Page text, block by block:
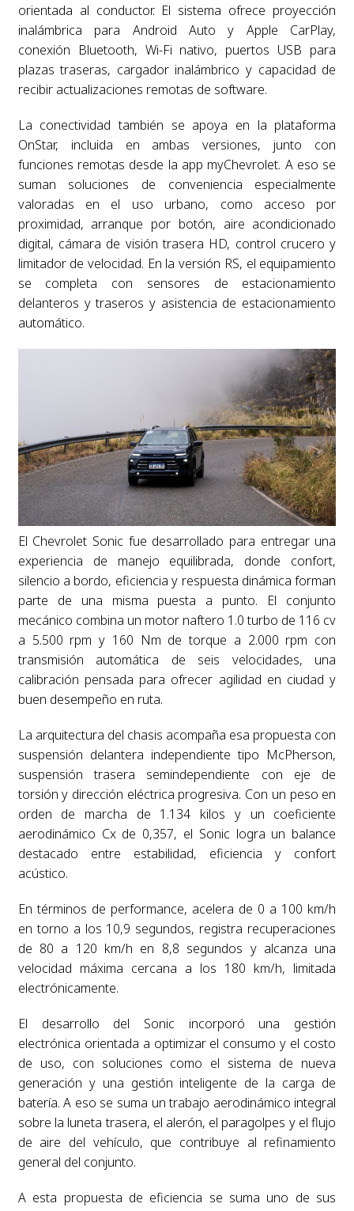
orientada al conductor. El sistema ofrece proyección
inalámbrica para Android Auto y Apple CarPlay,
conexión Bluetooth, Wi-Fi nativo, puertos USB para
plazas traseras, cargador inalámbrico y capacidad de
recibir actualizaciones remotas de software.
La conectividad también se apoya en la plataforma
OnStar, incluida en ambas versiones, junto con
funciones remotas desde la app myChevrolet. A eso se
suman soluciones de conveniencia especialmente
valoradas en el uso urbano, como acceso por
proximidad, arranque por botón, aire acondicionado
digital, cámara de visión trasera HD, control crucero y
limitador de velocidad. En la versión RS, el equipamiento
se completa con sensores de estacionamiento
delanteros y traseros y asistencia de estacionamiento
automático.
El Chevrolet Sonic fue desarrollado para entregar una
experiencia de manejo equilibrada, donde confort,
silencio a bordo, eficiencia y respuesta dinámica forman
parte de una misma puesta a punto. El conjunto
mecánico combina un motor naftero 1.0 turbo de 116 cv
a 5.500 rpm y 160 Nm de torque a 2.000 rpm con
transmisión automática de seis velocidades, una
calibración pensada para ofrecer agilidad en ciudad y
buen desempeño en ruta.
La arquitectura del chasis acompaña esa propuesta con
suspensión delantera independiente tipo McPherson,
suspensión trasera semindependiente con eje de
torsión y dirección eléctrica progresiva. Con un peso en
orden de marcha de 1.134 kilos y un coeficiente
aerodinámico Cx de 0,357, el Sonic logra un balance
destacado entre estabilidad, eficiencia y confort
acústico.
En términos de performance, acelera de 0 a 100 km/h
en torno a los 10,9 segundos, registra recuperaciones
de 80 a 120 km/h en 8,8 segundos y alcanza una
velocidad máxima cercana a los 180 km/h, limitada
electrónicamente.
El desarrollo del Sonic incorporó una gestión
electrónica orientada a optimizar el consumo y el costo
de uso, con soluciones como el sistema de nueva
generación y una gestión inteligente de la carga de
batería. A eso se suma un trabajo aerodinámico integral
sobre la luneta trasera, el alerón, el paragolpes y el flujo
de aire del vehículo, que contribuye al refinamiento
general del conjunto.
A esta propuesta de eficiencia se suma uno de sus